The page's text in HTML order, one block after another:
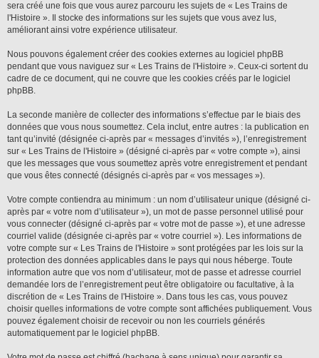
sera créé une fois que vous aurez parcouru les sujets de « Les Trains de
l'Histoire ». Il stocke des informations sur les sujets que vous avez lus,
améliorant ainsi votre expérience utilisateur.
Nous pouvons également créer des cookies externes au logiciel phpBB
pendant que vous naviguez sur « Les Trains de l'Histoire ». Ceux-ci sortent du
cadre de ce document, qui ne couvre que les cookies créés par le logiciel
phpBB.
La seconde manière de collecter des informations s’effectue par le biais des
données que vous nous soumettez. Cela inclut, entre autres : la publication en
tant qu’invité (désignée ci-après par « messages d’invités »), l’enregistrement
sur « Les Trains de l'Histoire » (désigné ci-après par « votre compte »), ainsi
que les messages que vous soumettez après votre enregistrement et pendant
que vous êtes connecté (désignés ci-après par « vos messages »).
Votre compte contiendra au minimum : un nom d’utilisateur unique (désigné ci-
après par « votre nom d’utilisateur »), un mot de passe personnel utilisé pour
vous connecter (désigné ci-après par « votre mot de passe »), et une adresse
courriel valide (désignée ci-après par « votre courriel »). Les informations de
votre compte sur « Les Trains de l'Histoire » sont protégées par les lois sur la
protection des données applicables dans le pays qui nous héberge. Toute
information autre que vos nom d’utilisateur, mot de passe et adresse courriel
demandée lors de l’enregistrement peut être obligatoire ou facultative, à la
discrétion de « Les Trains de l'Histoire ». Dans tous les cas, vous pouvez
choisir quelles informations de votre compte sont affichées publiquement. Vous
pouvez également choisir de recevoir ou non les courriels générés
automatiquement par le logiciel phpBB.